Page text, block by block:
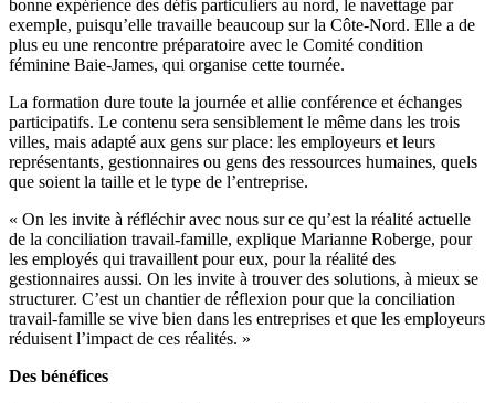
bonne expérience des défis particuliers au nord, le navettage par
exemple, puisqu’elle travaille beaucoup sur la Côte-Nord. Elle a de
plus eu une rencontre préparatoire avec le Comité condition
féminine Baie-James, qui organise cette tournée.
La formation dure toute la journée et allie conférence et échanges
participatifs. Le contenu sera sensiblement le même dans les trois
villes, mais adapté aux gens sur place: les employeurs et leurs
représentants, gestionnaires ou gens des ressources humaines, quels
que soient la taille et le type de l’entreprise.
« On les invite à réfléchir avec nous sur ce qu’est la réalité actuelle
de la conciliation travail-famille, explique Marianne Roberge, pour
les employés qui travaillent pour eux, pour la réalité des
gestionnaires aussi. On les invite à trouver des solutions, à mieux se
structurer. C’est un chantier de réflexion pour que la conciliation
travail-famille se vive bien dans les entreprises et que les employeurs
réduisent l’impact de ces réalités. »
Des bénéfices